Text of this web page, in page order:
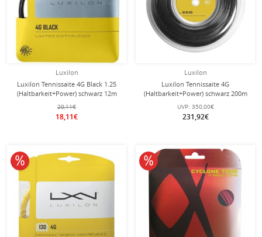
Luxilon
Luxilon Tennissaite 4G Black 1.25
(Haltbarkeit+Power) schwarz 12m
Set
20,11€
18,11€
Luxilon
Luxilon Tennissaite 4G
(Haltbarkeit+Power) schwarz 200m
Rolle
UVP: 350,00€
231,92€
10% reduziert 10% reduziert